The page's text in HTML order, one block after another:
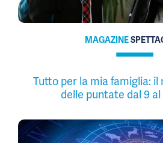
MAGAZINE
Tutto per la mia famiglia:
delle puntate dal 9 al